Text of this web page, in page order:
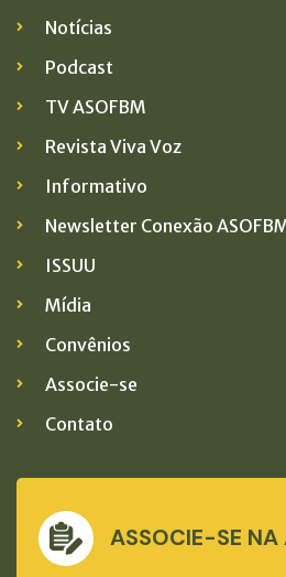
Notícias
Podcast
TV ASOFBM
Revista Viva Voz
Informativo
Newsletter Conexão
ISSUU
Mídia
Convênios
Associe-se
Contato
ASSOCIE-SE NA